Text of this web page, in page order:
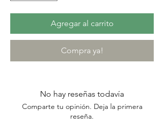
Agregar al carrito
Compra ya!
No hay reseñas todavía
Comparte tu opinión. Deja la primera
reseña.